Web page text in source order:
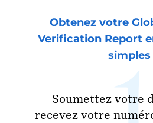
Obtenez votre
Verification Report
simples
Soumettez votre
recevez votre